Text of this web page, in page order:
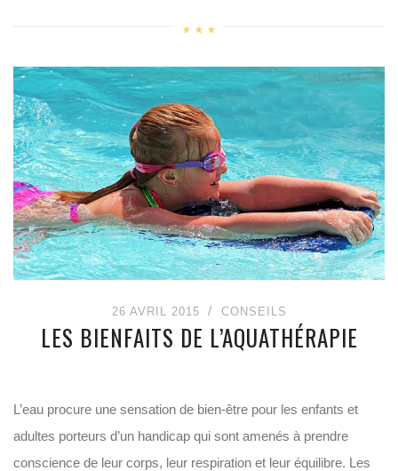
26 AVRIL 2015 CONSEILS
LES BIENFAITS DE L’AQUATHÉRAPIE
L’eau procure une sensation de bien-être pour les enfants et
adultes porteurs d’un handicap qui sont amenés à prendre
conscience de leur corps, leur respiration et leur équilibre. Les